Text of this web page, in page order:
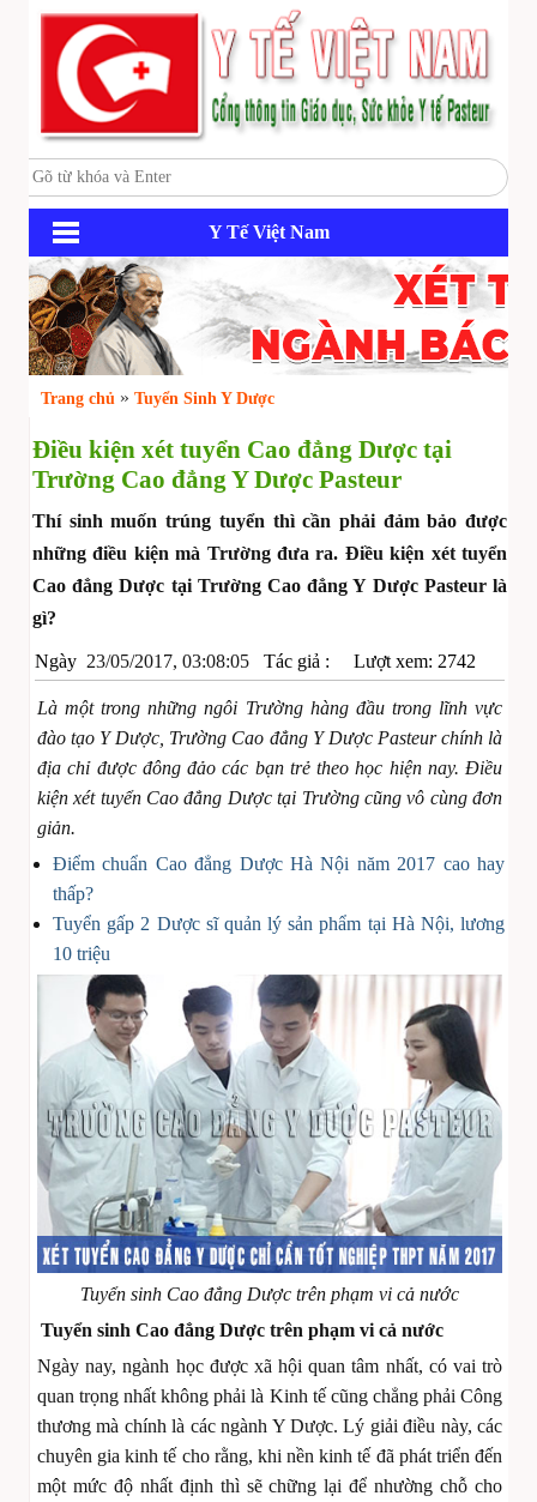
Y Tế Việt Nam
Trang chủ » Tuyển Sinh Y Dược
Điều kiện xét tuyển Cao đẳng Dược tại
Trường Cao đẳng Y Dược Pasteur
Thí sinh muốn trúng tuyển thì cần phải đảm bảo được
những điều kiện mà Trường đưa ra. Điều kiện xét tuyển
Cao đẳng Dược tại Trường Cao đẳng Y Dược Pasteur là
gì?
Ngày 23/05/2017, 03:08:05 Tác giả : Lượt xem: 2742
Là một trong những ngôi Trường hàng đầu trong lĩnh vực
đào tạo Y Dược, Trường Cao đẳng Y Dược Pasteur chính là
địa chỉ được đông đảo các bạn trẻ theo học hiện nay. Điều
kiện xét tuyển Cao đẳng Dược tại Trường cũng vô cùng đơn
giản.
Điểm chuẩn Cao đẳng Dược Hà Nội năm 2017 cao hay
thấp?
Tuyển gấp 2 Dược sĩ quản lý sản phẩm tại Hà Nội, lương
10 triệu
Tuyển sinh Cao đẳng Dược trên phạm vi cả nước
Tuyển sinh Cao đẳng Dược trên phạm vi cả nước
Ngày nay, ngành học được xã hội quan tâm nhất, có vai trò
quan trọng nhất không phải là Kinh tế cũng chẳng phải Công
thương mà chính là các ngành Y Dược. Lý giải điều này, các
chuyên gia kinh tế cho rằng, khi nền kinh tế đã phát triển đến
một mức độ nhất định thì sẽ chững lại để nhường chỗ cho